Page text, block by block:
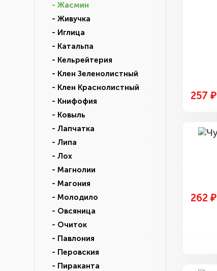
- Жасмин
- Живучка
- Иглица
- Катальпа
- Кельрейтерия
- Клен Зеленолистный
- Клен Краснолистный
- Книфофия
- Ковыль
- Лапчатка
- Липа
- Лох
- Магнолии
- Магония
- Молодило
- Овсяница
- Очиток
- Павлония
- Перовския
- Пираканта
257 ₽
262 ₽